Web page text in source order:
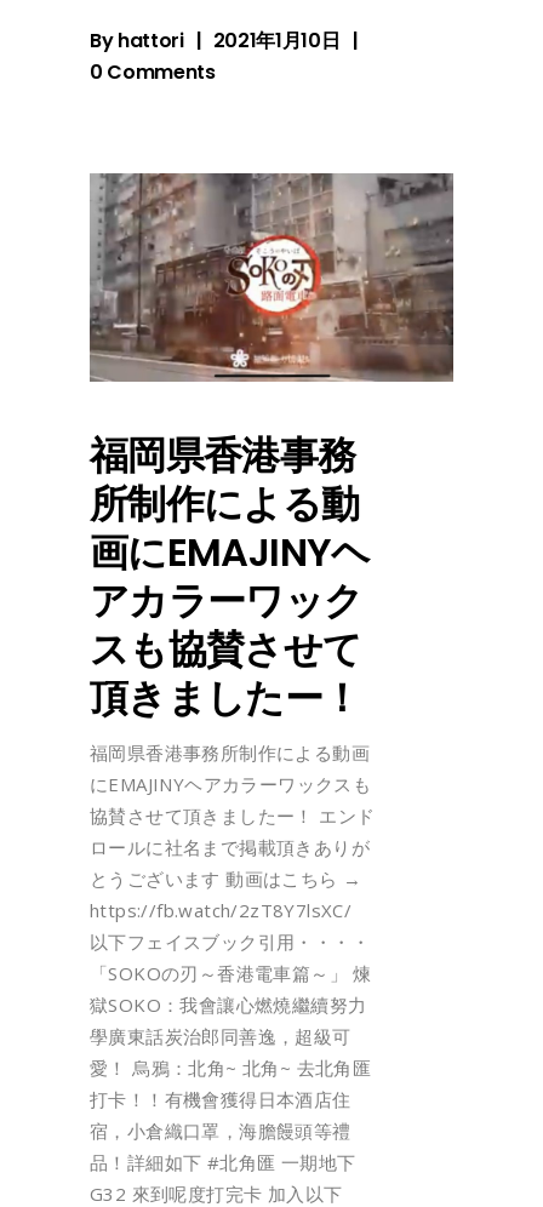
Byhattori
2021年1月10日
0 Comments
福岡県香港事務
所制作による動
画にEMAJINYヘ
アカラーワック
スも協賛させて
頂きましたー！
福岡県香港事務所制作による動画
にEMAJINYヘアカラーワックスも
協賛させて頂きましたー！ エンド
ロールに社名まで掲載頂きありが
とうございます 動画はこちら →
https://fb.watch/2zT8Y7lsXC/
以下フェイスブック引用・・・・
「SOKOの刃～香港電車篇～」 煉
獄SOKO：我會讓心燃燒繼續努力
學廣東話炭治郎同善逸，超級可
愛！ 烏鴉：北角~ 北角~ 去北角匯
打卡！！有機會獲得日本酒店住
宿，小倉織口罩，海膽饅頭等禮
品！詳細如下 #北角匯 一期地下
G32 來到呢度打完卡 加入以下